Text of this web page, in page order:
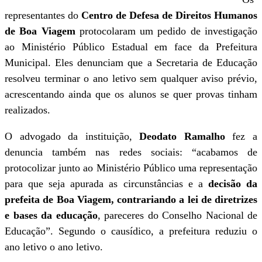
representantes do Centro de Defesa de Direitos Humanos
de Boa Viagemprotocolaram um pedido de investigação
ao Ministério Público Estadual em face da Prefeitura
Municipal. Eles denunciam que a Secretaria de Educação
resolveu terminar o ano letivo sem qualquer aviso prévio,
acrescentando ainda que os alunos se quer provas tinham
realizados.
O advogado da instituição,Deodato Ramalhofez a
denuncia também nas redes sociais: “acabamos de
protocolizar junto ao Ministério Público uma representação
para que seja apurada as circunstâncias e a decisão da
prefeita de Boa Viagem, contrariando a lei de diretrizes
e bases da educação, pareceres do Conselho Nacional de
Educação”. Segundo o causídico, a prefeitura reduziu o
ano letivo o ano letivo.